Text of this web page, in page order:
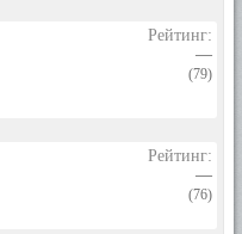
Рейтинг:
—
(79)
Рейтинг:
—
(76)